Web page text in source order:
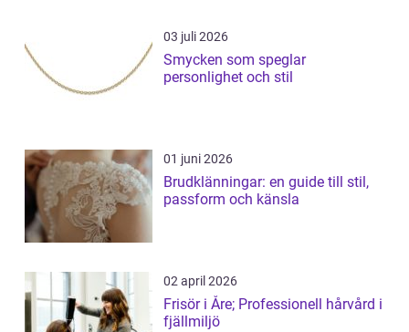
03 juli 2026
Smycken som speglar
personlighet och stil
01 juni 2026
Brudklänningar: en guide till stil,
passform och känsla
02 april 2026
Frisör i Åre; Professionell hårvård i
fjällmiljö